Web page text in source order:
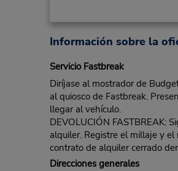
Información sobre la
Servicio Fastbreak
Diríjase al mostrador de
al quiosco de Fastbreak.
llegar al vehículo.
DEVOLUCIÓN FASTBREAK:
alquiler. Registre el millaje y
contrato de alquiler cerrado
Direcciones generales